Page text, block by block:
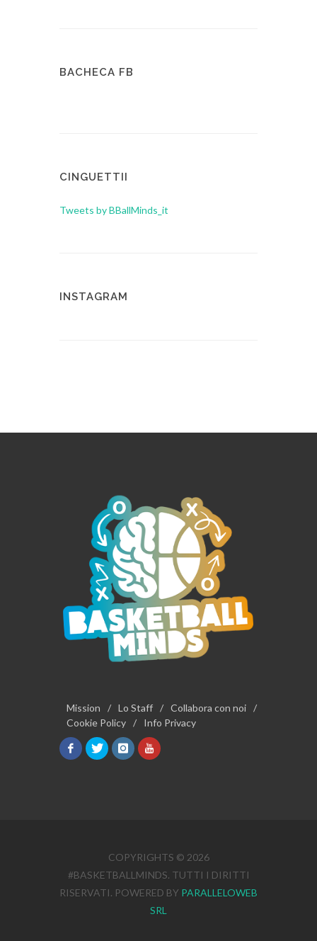
BACHECA FB
CINGUETTII
Tweets by BBallMinds_it
INSTAGRAM
Mission / Lo Staff / Collabora con noi /
Cookie Policy / Info Privacy
COPYRIGHTS © 2026
#BASKETBALLMINDS. TUTTI I DIRITTI
RISERVATI. POWERED BY PARALLELOWEB
SRL